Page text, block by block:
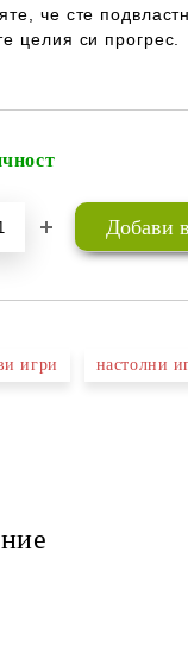
че сте
целия си прогрес.
игри настолни